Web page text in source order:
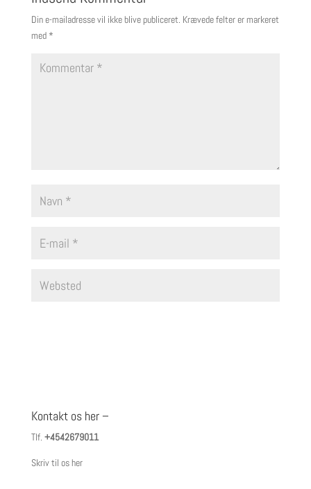
Din e-mailadresse vil ikke blive publiceret. Krævede felter er markeret
med *
Kontakt os her –
Tlf. +4542679011
Skriv til os her